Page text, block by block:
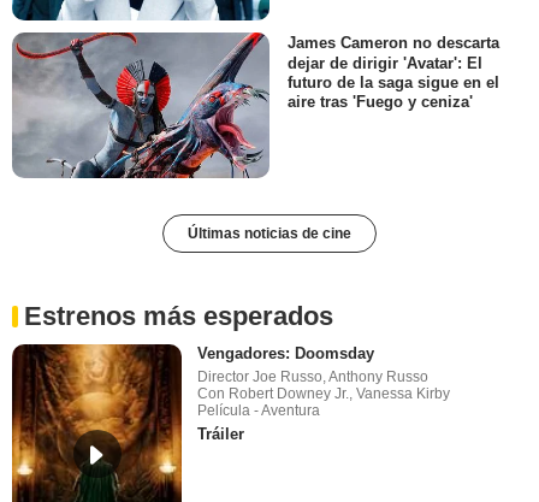
James Cameron no descarta
dejar de dirigir 'Avatar': El
futuro de la saga sigue en el
aire tras 'Fuego y ceniza'
Últimas noticias de cine
Estrenos más esperados
Vengadores: Doomsday
Director Joe Russo, Anthony Russo
Con Robert Downey Jr., Vanessa Kirby
Película - Aventura
Tráiler